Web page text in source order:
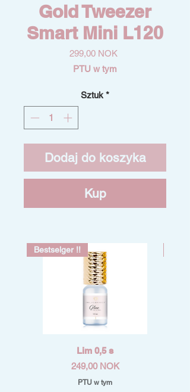
Gold Tweezer
Smart Mini L120
299,00 NOKCena
PTU w tym
Sztuk *
Dodaj do koszyka
Kup
Bestselger !!
Lim 0,5 s
Cena
249,00 NOK
PTU w tym